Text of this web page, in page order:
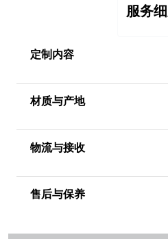
服务
定制内容
材质与产地
物流与接收
售后与保养